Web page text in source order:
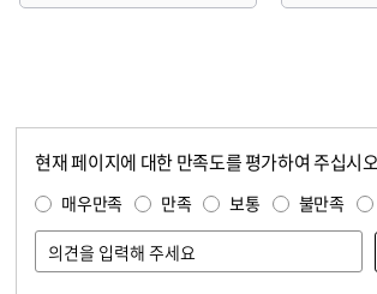
현재 페이지에 대한 만족도를 평가하여 주십시
매우만족 만족 보통 불만족